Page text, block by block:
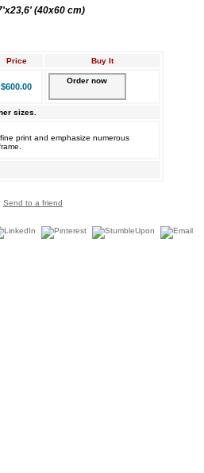
(40x60 cm)
Price Buy It
$600.00
Order now
sizes.
print and emphasize numerous
Send to a friend